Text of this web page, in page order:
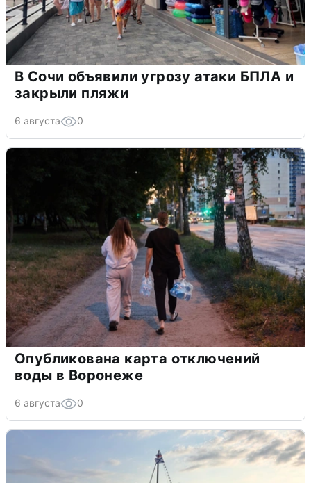
В Сочи объявили угрозу атаки БПЛА и
закрыли пляжи
6 августа 0
Опубликована карта отключений
воды в Воронеже
6 августа 0